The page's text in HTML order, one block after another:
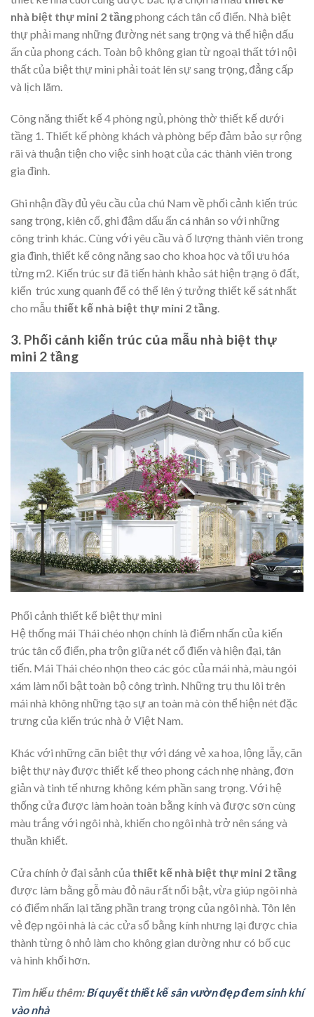
nhà biệt thự mini 2 tầngphong cách tân cổ điển. Nhà biệt
thự phải mang những đường nét sang trọng và thể hiện dấu
ấn của phong cách. Toàn bộ không gian từ ngoại thất tới nội
thất của biệt thự mini phải toát lên sự sang trọng, đẳng cấp
và lịch lãm.
Công năng thiết kế 4 phòng ngủ, phòng thờ thiết kế dưới
tầng 1. Thiết kế phòng khách và phòng bếp đảm bảo sự rộng
rãi và thuận tiện cho việc sinh hoạt của các thành viên trong
gia đình.
Ghi nhận đầy đủ yêu cầu của chú Nam về phối cảnh kiến trúc
sang trọng, kiên cố, ghi đậm dấu ấn cá nhân so với những
công trình khác. Cùng với yêu cầu và ố lượng thành viên trong
gia đình, thiết kế công năng sao cho khoa học và tối ưu hóa
từng m2. Kiến trúc sư đã tiến hành khảo sát hiện trạng ô đất,
kiến trúc xung quanh để có thể lên ý tưởng thiết kế sát nhất
cho mẫu thiết kế nhà biệt thự mini 2 tầng.
3. Phối cảnh kiến trúc của mẫu nhà biệt thự
mini 2 tầng
Phối cảnh thiết kế biệt thự mini
Hệ thống mái Thái chéo nhọn chính là điểm nhấn của kiến
trúc tân cổ điển, pha trộn giữa nét cổ điển và hiện đại, tân
tiến. Mái Thái chéo nhọn theo các góc của mái nhà, màu ngói
xám làm nổi bật toàn bộ công trình. Những trụ thu lôi trên
mái nhà không những tạo sự an toàn mà còn thể hiện nét đặc
trưng của kiến trúc nhà ở Việt Nam.
Khác với những căn biệt thự với dáng vẻ xa hoa, lộng lẫy, căn
biệt thự này được thiết kế theo phong cách nhẹ nhàng, đơn
giản và tinh tế nhưng không kém phần sang trọng. Với hệ
thống cửa được làm hoàn toàn bằng kính và được sơn cùng
màu trắng với ngôi nhà, khiến cho ngôi nhà trở nên sáng và
thuần khiết.
Cửa chính ở đại sảnh của thiết kế nhà biệt thự mini 2 tầng
được làm bằng gỗ màu đỏ nâu rất nổi bật, vừa giúp ngôi nhà
có điểm nhấn lại tăng phần trang trọng của ngôi nhà. Tôn lên
vẻ đẹp ngôi nhà là các cửa sổ bằng kính nhưng lại được chia
thành từng ô nhỏ làm cho không gian dường như có bố cục
và hình khối hơn.
Tìm hiểu thêm:Bí quyết thiết kế sân vườn đẹp đem sinh khí
vào nhà